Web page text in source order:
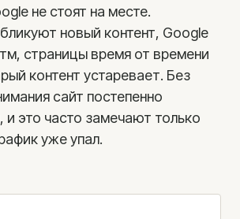
не стоят на месте.
новый контент, Google
страницы время от времени
контент устаревает. Без
сайт постепенно
и это часто замечают только
уже упал.